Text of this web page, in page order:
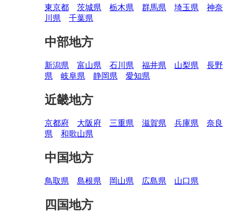
東京都 茨城県 栃木県 群馬県 埼玉県
神奈
川県
千葉県
中部地方
新潟県 富山県 石川県 福井県 山梨県
長野
県
岐阜県 静岡県 愛知県
近畿地方
京都府 大阪府 三重県 滋賀県 兵庫県
奈良
県
和歌山県
中国地方
鳥取県 島根県 岡山県 広島県 山口県
四国地方